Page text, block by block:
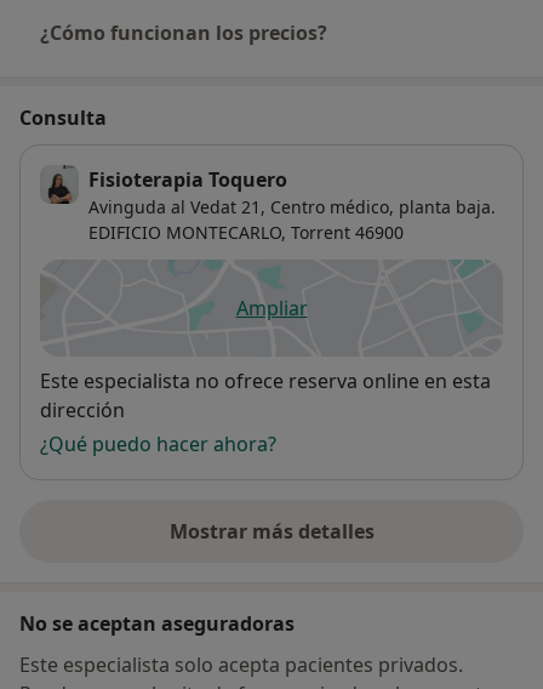
¿Cómo funcionan los precios?
Consulta
Fisioterapia Toquero
Avinguda al Vedat 21, Centro médico, planta baja.
EDIFICIO MONTECARLO, Torrent 46900
Ampliarse abre en una nueva
Disponibilidad
Este especialista no ofrece reserva online en esta
dirección
¿Qué puedo hacer ahora?
Mostrar más detalles
sobre la dirección
No se aceptan aseguradoras
Este especialista solo acepta pacientes privados.